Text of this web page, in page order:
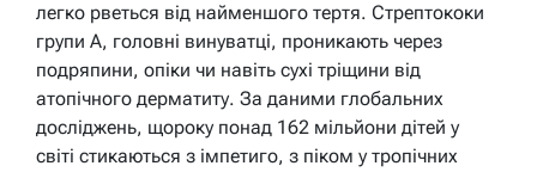
легко рветься від найменшого тертя. Стрептококи
групи А, головні винуватці, проникають через
подряпини, опіки чи навіть сухі тріщини від
атопічного дерматиту. За даними глобальних
досліджень, щороку понад 162 мільйони дітей у
світі стикаються з імпетиго, з піком у тропічних